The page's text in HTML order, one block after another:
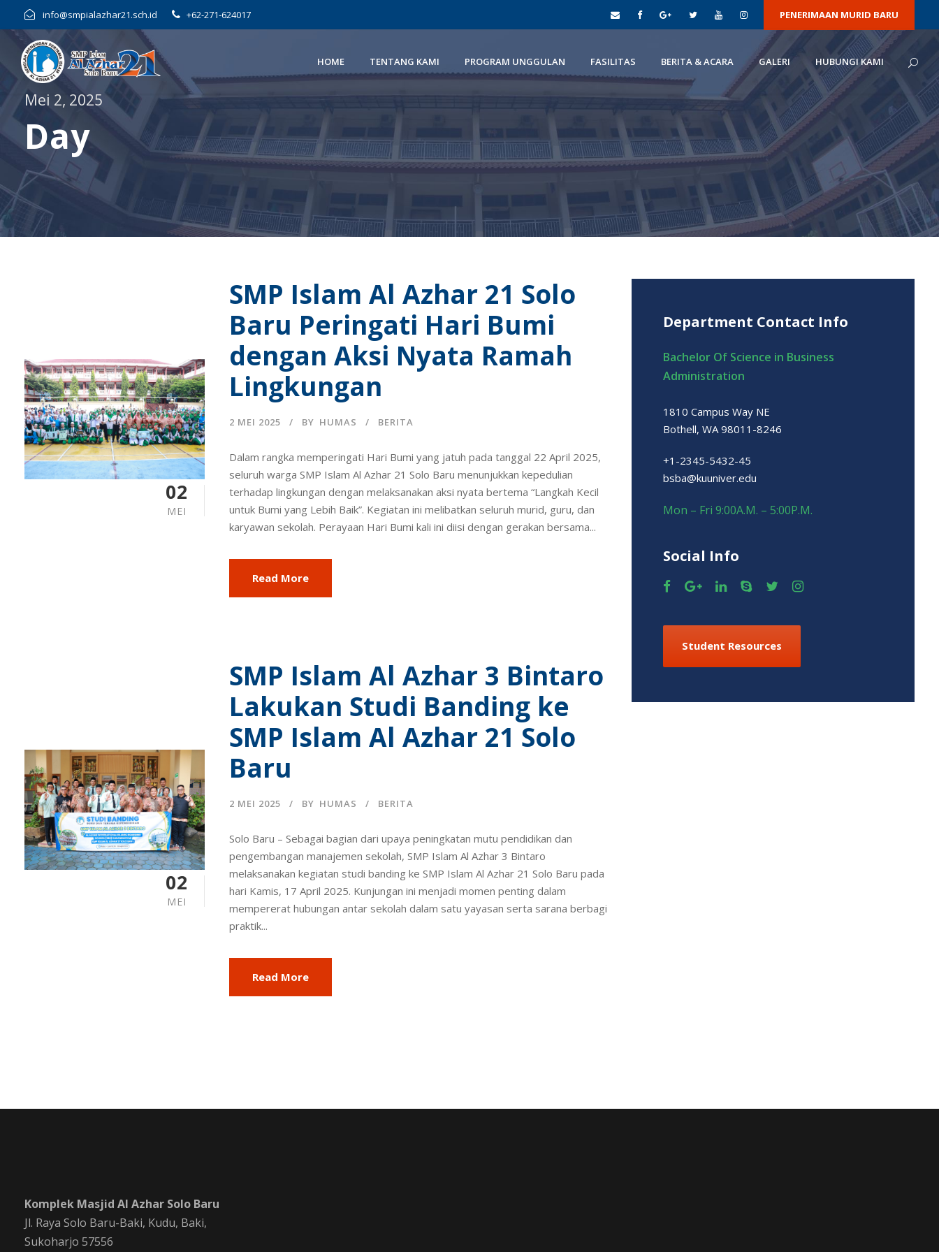
info@smpialazhar21.sch.id +62-271-624017 PENERIMAAN MURID BARU
HOME TENTANG KAMI PROGRAM UNGGULAN FASILITAS BERITA & ACARA GALERI HUBUNGI KAMI
Mei 2, 2025
Day
02
MEI
SMP Islam Al Azhar 21 Solo
Baru Peringati Hari Bumi
dengan Aksi Nyata Ramah
Lingkungan
2 MEI 2025 BY HUMAS BERITA
Dalam rangka memperingati Hari Bumi yang jatuh pada tanggal 22 April 2025,
seluruh warga SMP Islam Al Azhar 21 Solo Baru menunjukkan kepedulian
terhadap lingkungan dengan melaksanakan aksi nyata bertema “Langkah Kecil
untuk Bumi yang Lebih Baik”. Kegiatan ini melibatkan seluruh murid, guru, dan
karyawan sekolah. Perayaan Hari Bumi kali ini diisi dengan gerakan bersama...
Read More
02
MEI
SMP Islam Al Azhar 3 Bintaro
Lakukan Studi Banding ke
SMP Islam Al Azhar 21 Solo
Baru
2 MEI 2025 BY HUMAS BERITA
Solo Baru – Sebagai bagian dari upaya peningkatan mutu pendidikan dan
pengembangan manajemen sekolah, SMP Islam Al Azhar 3 Bintaro
melaksanakan kegiatan studi banding ke SMP Islam Al Azhar 21 Solo Baru pada
hari Kamis, 17 April 2025. Kunjungan ini menjadi momen penting dalam
mempererat hubungan antar sekolah dalam satu yayasan serta sarana berbagi
praktik...
Read More
Department Contact Info
Bachelor Of Science in Business
Administration
1810 Campus Way NE
Bothell, WA 98011-8246
+1-2345-5432-45
bsba@kuuniver.edu
Mon – Fri 9:00A.M. – 5:00P.M.
Social Info
Student Resources
Komplek Masjid Al Azhar Solo Baru
Jl. Raya Solo Baru-Baki, Kudu, Baki,
Sukoharjo 57556